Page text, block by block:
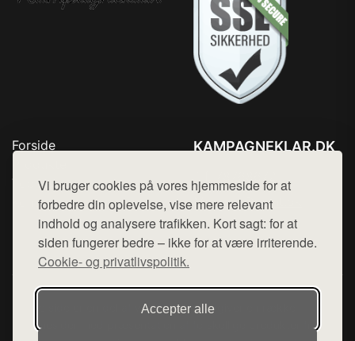
Vi bruger cookies på vores hjemmeside for at
forbedre din oplevelse, vise mere relevant
indhold og analysere trafikken. Kort sagt: for at
siden fungerer bedre – ikke for at være irriterende.
Cookie- og privatlivspolitik.
Accepter alle
Forside
Top Rabatter
Kontakt
KAMPAGNEKLAR.DK
Mail: hej@want.dk
Cookie- og privatlivspolitik
Denne side er en del af want.dk, der udgiver en række
hjemmesider med præsentation af forskellige produkter fra